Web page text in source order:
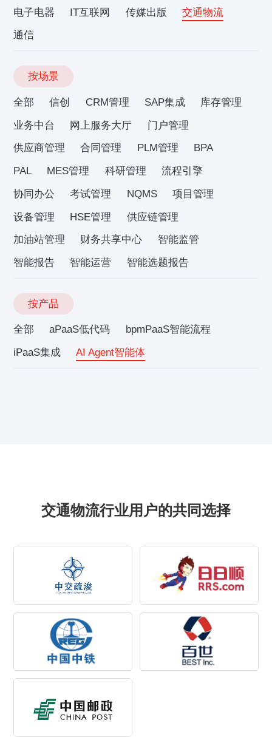
电子电器
IT互联网 传媒出版
交通物流
通信
按场景
全部 信创 CRM管理 SAP集成
库存管理
业务中台
网上服务大厅
门户管理
供应商管理
合同管理 PLM管理
BPA
PAL
MES管理 科研管理
流程引擎
协同办公
考试管理 NQMS
项目管理
设备管理
HSE管理
供应链管理
加油站管理
财务共享中心
智能监管
智能报告
智能运营 智能选题报告
按产品
全部 aPaaS低代码
bpmPaaS智能流程
iPaaS集成
AI Agent智能体
交通物流行业用户的共同选择